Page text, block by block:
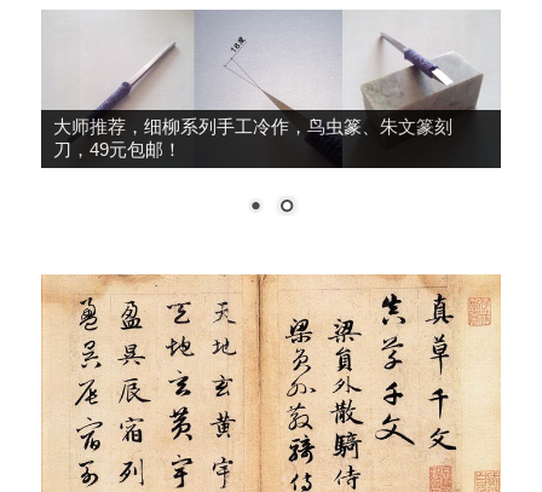
大师推荐，细柳系列手工冷作，鸟虫篆、朱文篆刻
刀，49元包邮！